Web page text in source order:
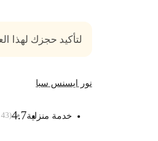
لتأكيد حجزك لهذا
نور ايسنس سبا
خدمة منزلية4.7
(
43